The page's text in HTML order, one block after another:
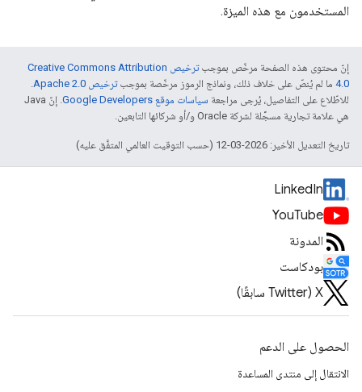
المستخدمون مع هذه الميزة.
إنّ محتوى هذه الصفحة مرخّص بموجب
ترخيص Creative Commons Attribution
4.0‏ ما لم يُنصّ على خلاف ذلك، ونماذج الرموز مرخّصة بموجبترخيص Apache 2.0‏
.
للاطّلاع على التفاصيل، يُرجى مراجعة سياسات موقع Google Developers‏
. إنّ Java
هي علامة تجارية مسجَّلة لشركة Oracle و/أو شركائها التابعين.
تاريخ التعديل الأخير: 2026-03-12 (حسب التوقيت العالمي المتفَّق عليه)
LinkedIn
YouTube
المدونة
بودكاست
‫X ‏(Twitter سابقًا)
الحصول على الدعم
الانتقال إلى منتدى المساعدة